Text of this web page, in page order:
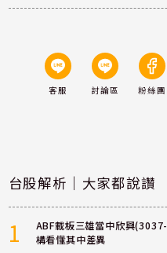
客服 討論區 粉絲團
台股解析｜大家都說讚
1
ABF載板三雄當中欣興
構看懂其中差異